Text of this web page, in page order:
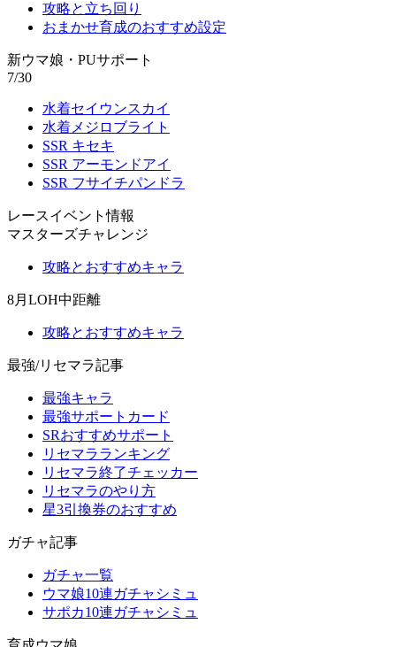
攻略と立ち回り
おまかせ育成のおすすめ設定
新ウマ娘・PUサポート
7/30
水着セイウンスカイ
水着メジロブライト
SSR キセキ
SSR アーモンドアイ
SSR フサイチパンドラ
レースイベント情報
マスターズチャレンジ
攻略とおすすめキャラ
8月LOH中距離
攻略とおすすめキャラ
最強/リセマラ記事
最強キャラ
最強サポートカード
SRおすすめサポート
リセマラランキング
リセマラ終了チェッカー
リセマラのやり方
星3引換券のおすすめ
ガチャ記事
ガチャ一覧
ウマ娘10連ガチャシミュ
サポカ10連ガチャシミュ